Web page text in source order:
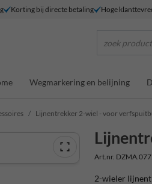
Korting bij directe betaling Hoge
zoek product...
Wegmarkering en belijning
Lijnentrekker 2-wiel - voor
Art.nr.
2-wieler